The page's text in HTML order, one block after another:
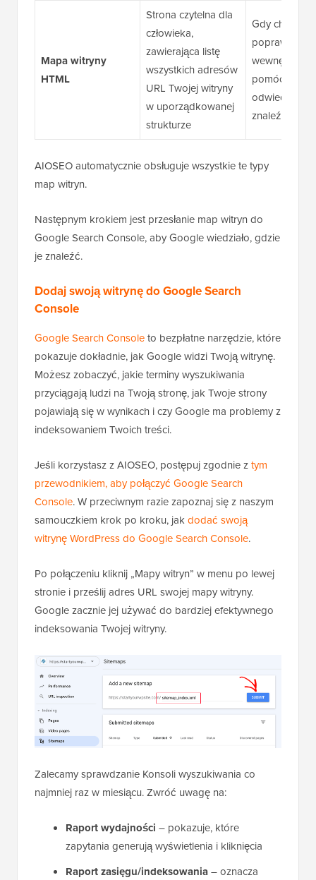
Mapa witryny
HTML
Strona czytelna dla
człowieka,
zawierająca listę
wszystkich adresów
URL Twojej witryny
w uporządkowanej
strukturze
Gdy chcesz
poprawić
wewnętrzną i
pomóc
znaleźć treści
AIOSEO automatycznie obsługuje wszystkie te typy
map witryn.
Następnym krokiem jest przesłanie map witryn do
Google Search Console, aby Google wiedziało, gdzie
je znaleźć.
Dodaj swoją witrynę do Google Search
Console
Google Search Consoleto bezpłatne narzędzie, które
pokazuje dokładnie, jak Google widzi Twoją witrynę.
Możesz zobaczyć, jakie terminy wyszukiwania
przyciągają ludzi na Twoją stronę, jak Twoje strony
pojawiają się w wynikach i czy Google ma problemy z
indeksowaniem Twoich treści.
Jeśli korzystasz z AIOSEO, postępuj zgodnie ztym
przewodnikiem, aby połączyć Google Search
Console. W przeciwnym razie zapoznaj się z naszym
samouczkiem krok po kroku, jakdodać swoją
witrynę WordPress do Google Search Console.
Po połączeniu kliknij „Mapy witryn” w menu po lewej
stronie i prześlij adres URL swojej mapy witryny.
Google zacznie jej używać do bardziej efektywnego
indeksowania Twojej witryny.
Zalecamy sprawdzanie Konsoli wyszukiwania co
najmniej raz w miesiącu. Zwróć uwagę na:
Raport wydajności – pokazuje, które
zapytania generują wyświetlenia i kliknięcia
Raport zasięgu/indeksowania– oznacza